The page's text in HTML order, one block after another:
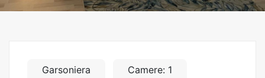
Garsoniera Camere: 1